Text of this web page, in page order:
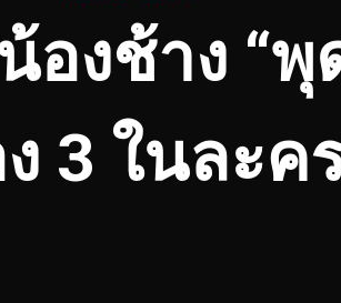
องช้าง “
3 ในละค